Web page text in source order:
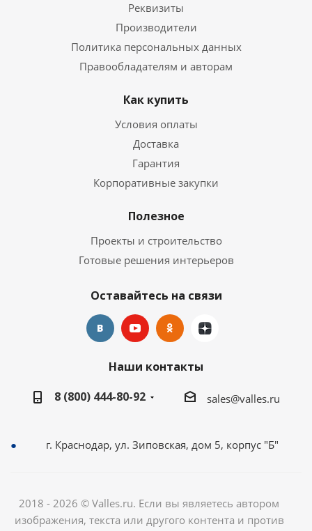
Реквизиты
Производители
Политика персональных данных
Правообладателям и авторам
Как купить
Условия оплаты
Доставка
Гарантия
Корпоративные закупки
Полезное
Проекты и строительство
Готовые решения интерьеров
Оставайтесь на связи
Наши контакты
8 (800) 444-80-92
sales@valles.ru
г. Краснодар, ул. Зиповская, дом 5, корпус "Б"
2018 - 2026 © Valles.ru. Если вы являетесь автором
изображения, текста или другого контента и против